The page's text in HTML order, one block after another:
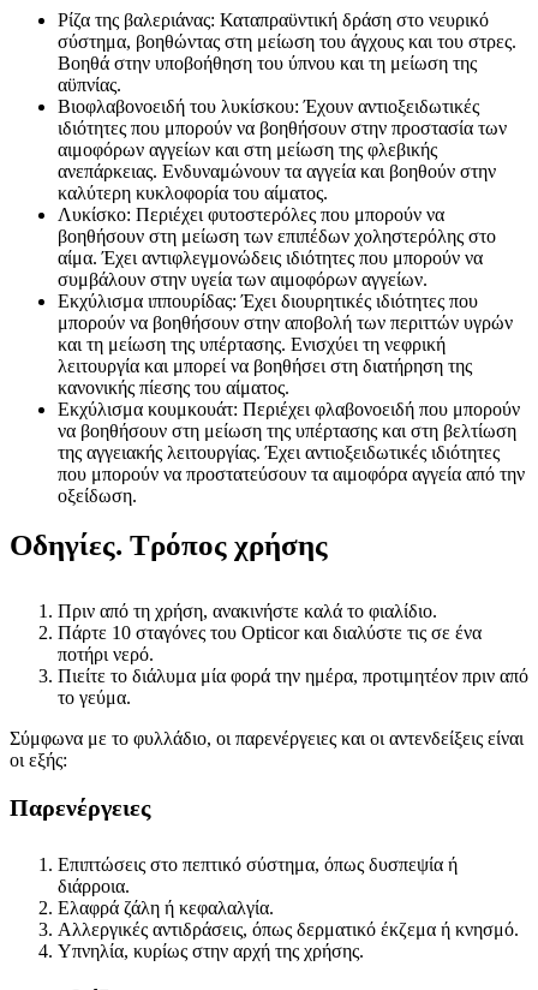
Ρίζα της βαλεριάνας: Καταπραϋντική δράση στο νευρικό
σύστημα, βοηθώντας στη μείωση του άγχους και του στρες.
Βοηθά στην υποβοήθηση του ύπνου και τη μείωση της
αϋπνίας.
Βιοφλαβονοειδή του λυκίσκου: Έχουν αντιοξειδωτικές
ιδιότητες που μπορούν να βοηθήσουν στην προστασία των
αιμοφόρων αγγείων και στη μείωση της φλεβικής
ανεπάρκειας. Ενδυναμώνουν τα αγγεία και βοηθούν στην
καλύτερη κυκλοφορία του αίματος.
Λυκίσκο: Περιέχει φυτοστερόλες που μπορούν να
βοηθήσουν στη μείωση των επιπέδων χοληστερόλης στο
αίμα. Έχει αντιφλεγμονώδεις ιδιότητες που μπορούν να
συμβάλουν στην υγεία των αιμοφόρων αγγείων.
Εκχύλισμα ιππουρίδας: Έχει διουρητικές ιδιότητες που
μπορούν να βοηθήσουν στην αποβολή των περιττών υγρών
και τη μείωση της υπέρτασης. Ενισχύει τη νεφρική
λειτουργία και μπορεί να βοηθήσει στη διατήρηση της
κανονικής πίεσης του αίματος.
Εκχύλισμα κουμκουάτ: Περιέχει φλαβονοειδή που μπορούν
να βοηθήσουν στη μείωση της υπέρτασης και στη βελτίωση
της αγγειακής λειτουργίας. Έχει αντιοξειδωτικές ιδιότητες
που μπορούν να προστατεύσουν τα αιμοφόρα αγγεία από την
οξείδωση.
Οδηγίες. Τρόπος χρήσης
Πριν από τη χρήση, ανακινήστε καλά το φιαλίδιο.
Πάρτε 10 σταγόνες του Opticor και διαλύστε τις σε ένα
ποτήρι νερό.
Πιείτε το διάλυμα μία φορά την ημέρα, προτιμητέον πριν από
το γεύμα.
Σύμφωνα με το φυλλάδιο, οι παρενέργειες και οι αντενδείξεις είναι
οι εξής:
Παρενέργειες
Επιπτώσεις στο πεπτικό σύστημα, όπως δυσπεψία ή
διάρροια.
Ελαφρά ζάλη ή κεφαλαλγία.
Αλλεργικές αντιδράσεις, όπως δερματικό έκζεμα ή κνησμό.
Υπνηλία, κυρίως στην αρχή της χρήσης.